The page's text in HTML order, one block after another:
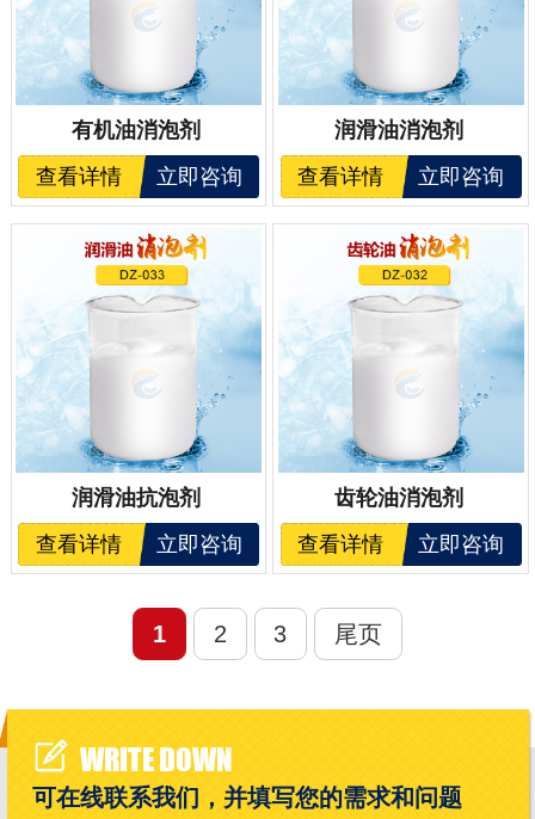
有机油消泡剂
查看详情
立即咨询
润滑油消泡剂
查看详情
立即咨询
润滑油抗泡剂
查看详情
立即咨询
齿轮油消泡剂
查看详情
立即咨询
1 2 3 尾页
WRITE DOWN
可在线联系我们，并填写您的需求和问题